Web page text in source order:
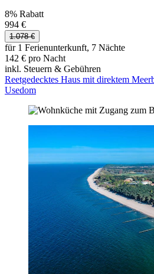
8% Rabatt
994 €
1.078 €
für 1 Ferienunterkunft, 7 Nächte
142 € pro Nacht
inkl. Steuern & Gebühren
Reetgedecktes Haus mit direktem
Usedom